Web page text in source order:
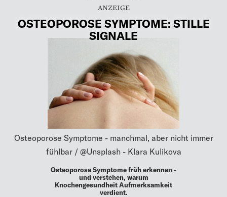
OSTEOPOROSE SYMPTOME: STILLE
SIGNALE
Osteoporose Symptome - manchmal, aber nicht immer
fühlbar / @Unsplash - Klara Kulikova
Osteoporose Symptome früh erkennen -
und verstehen, warum
Knochengesundheit Aufmerksamkeit
verdient.